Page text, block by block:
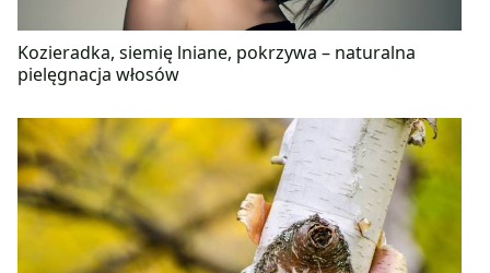
Kozieradka, siemię lniane, pokrzywa – naturalna
pielęgnacja włosów